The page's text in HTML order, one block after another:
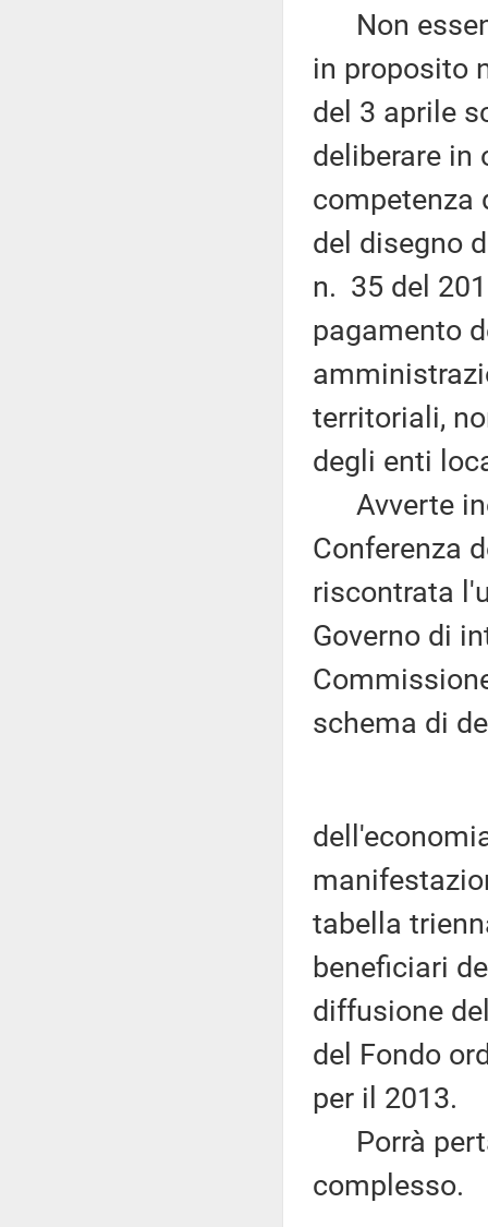
Non
in proposito
del 3 aprile
deliberare in
competenza
del disegno
n. 35 del
pagamento
territoriali,
degli enti
Avverte
Conferenza
riscontrata
Governo di
schema di
tabella
beneficiari
diffusione
del Fondo
per il 2013.
Porrà
complesso.